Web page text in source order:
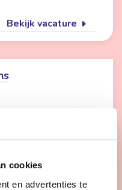
cookies
en advertenties te
Bekijk vacature
tijd
praktijk?